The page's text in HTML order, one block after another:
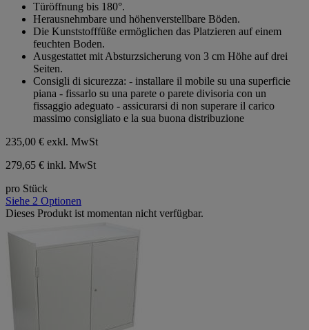
Sternen.
Türöffnung bis 180°.
Herausnehmbare und höhenverstellbare Böden.
Die Kunststofffüße ermöglichen das Platzieren auf einem
feuchten Boden.
Ausgestattet mit Absturzsicherung von 3 cm Höhe auf drei
Seiten.
Consigli di sicurezza: - installare il mobile su una superficie
piana - fissarlo su una parete o parete divisoria con un
fissaggio adeguato - assicurarsi di non superare il carico
massimo consigliato e la sua buona distribuzione
235,00 € exkl. MwSt
279,65 € inkl. MwSt
pro Stück
Siehe 2 Optionen
Dieses Produkt ist momentan nicht verfügbar.